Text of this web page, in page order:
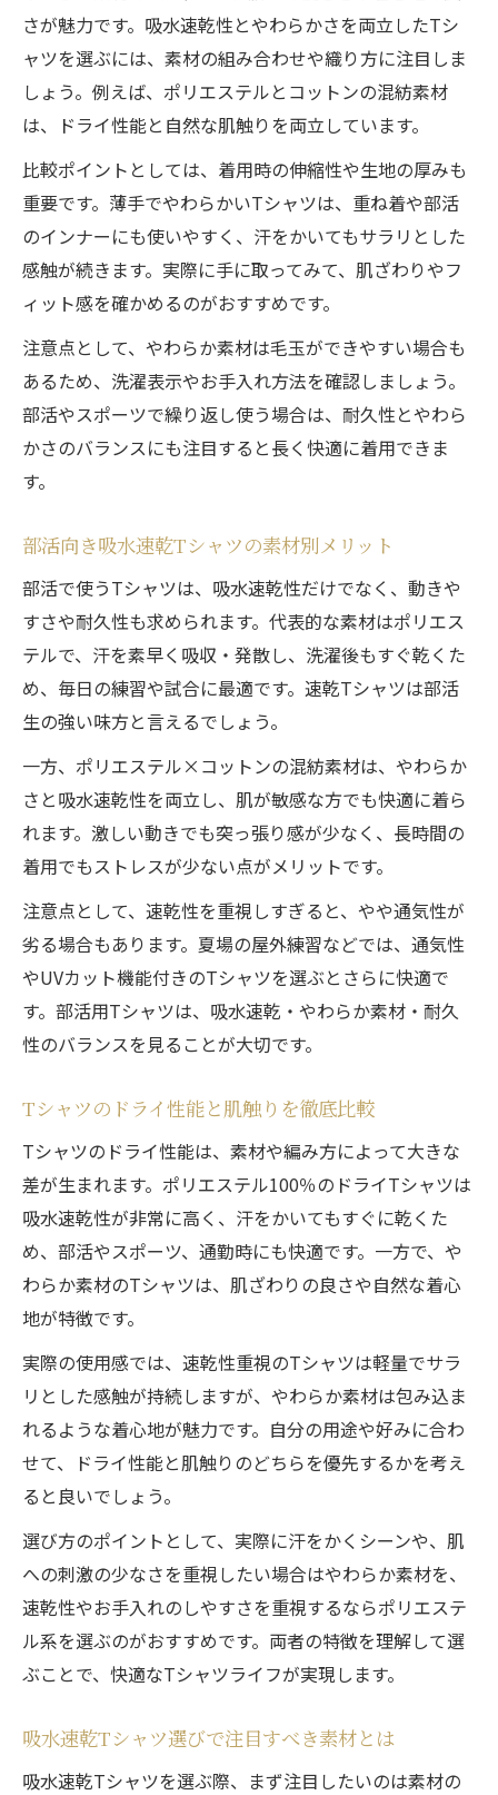
さが魅力です。吸水速乾性とやわらかさを両立したTシ
ャツを選ぶには、素材の組み合わせや織り方に注目しま
しょう。例えば、ポリエステルとコットンの混紡素材
は、ドライ性能と自然な肌触りを両立しています。
比較ポイントとしては、着用時の伸縮性や生地の厚みも
重要です。薄手でやわらかいTシャツは、重ね着や部活
のインナーにも使いやすく、汗をかいてもサラリとした
感触が続きます。実際に手に取ってみて、肌ざわりやフ
ィット感を確かめるのがおすすめです。
注意点として、やわらか素材は毛玉ができやすい場合も
あるため、洗濯表示やお手入れ方法を確認しましょう。
部活やスポーツで繰り返し使う場合は、耐久性とやわら
かさのバランスにも注目すると長く快適に着用できま
す。
部活向き吸水速乾Tシャツの素材別メリット
部活で使うTシャツは、吸水速乾性だけでなく、動きや
すさや耐久性も求められます。代表的な素材はポリエス
テルで、汗を素早く吸収・発散し、洗濯後もすぐ乾くた
め、毎日の練習や試合に最適です。速乾Tシャツは部活
生の強い味方と言えるでしょう。
一方、ポリエステル×コットンの混紡素材は、やわらか
さと吸水速乾性を両立し、肌が敏感な方でも快適に着ら
れます。激しい動きでも突っ張り感が少なく、長時間の
着用でもストレスが少ない点がメリットです。
注意点として、速乾性を重視しすぎると、やや通気性が
劣る場合もあります。夏場の屋外練習などでは、通気性
やUVカット機能付きのTシャツを選ぶとさらに快適で
す。部活用Tシャツは、吸水速乾・やわらか素材・耐久
性のバランスを見ることが大切です。
Tシャツのドライ性能と肌触りを徹底比較
Tシャツのドライ性能は、素材や編み方によって大きな
差が生まれます。ポリエステル100％のドライTシャツは
吸水速乾性が非常に高く、汗をかいてもすぐに乾くた
め、部活やスポーツ、通勤時にも快適です。一方で、や
わらか素材のTシャツは、肌ざわりの良さや自然な着心
地が特徴です。
実際の使用感では、速乾性重視のTシャツは軽量でサラ
リとした感触が持続しますが、やわらか素材は包み込ま
れるような着心地が魅力です。自分の用途や好みに合わ
せて、ドライ性能と肌触りのどちらを優先するかを考え
ると良いでしょう。
選び方のポイントとして、実際に汗をかくシーンや、肌
への刺激の少なさを重視したい場合はやわらか素材を、
速乾性やお手入れのしやすさを重視するならポリエステ
ル系を選ぶのがおすすめです。両者の特徴を理解して選
ぶことで、快適なTシャツライフが実現します。
吸水速乾Tシャツ選びで注目すべき素材とは
吸水速乾Tシャツを選ぶ際、まず注目したいのは素材の